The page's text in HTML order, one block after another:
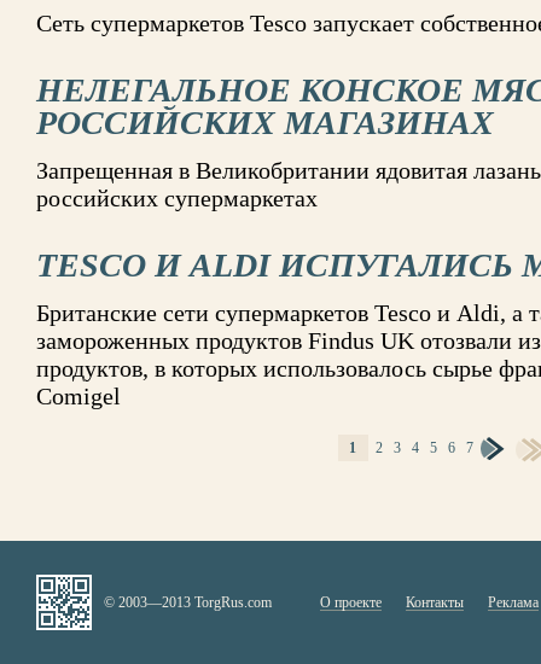
Сеть супермаркетов Tesco запускает
НЕЛЕГАЛЬНОЕ КОНСКОЕ
РОССИЙСКИХ МАГАЗИНАХ
Запрещенная в Великобритании ядовитая
российских супермаркетах
TESCO И ALDI
Британские сети супермаркетов Tesco и Aldi, а
замороженных продуктов Findus UK отозвали
продуктов, в которых использовалось сырье
Comigel
1 2 3 4 5 6 7
© 2003—2013 TorgRus.com О проекте Контакты Реклама